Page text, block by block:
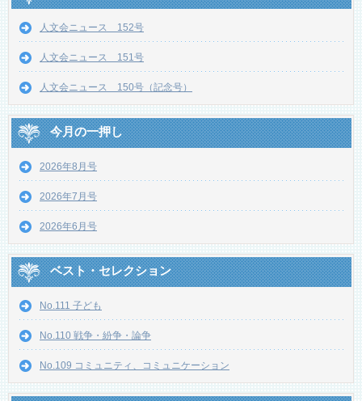
人文会ニュース 152号
人文会ニュース 151号
人文会ニュース 150号（記念号）
今月の一押し
2026年8月号
2026年7月号
2026年6月号
ベスト・セレクション
No.111 子ども
No.110 戦争・紛争・論争
No.109 コミュニティ、コミュニケーション